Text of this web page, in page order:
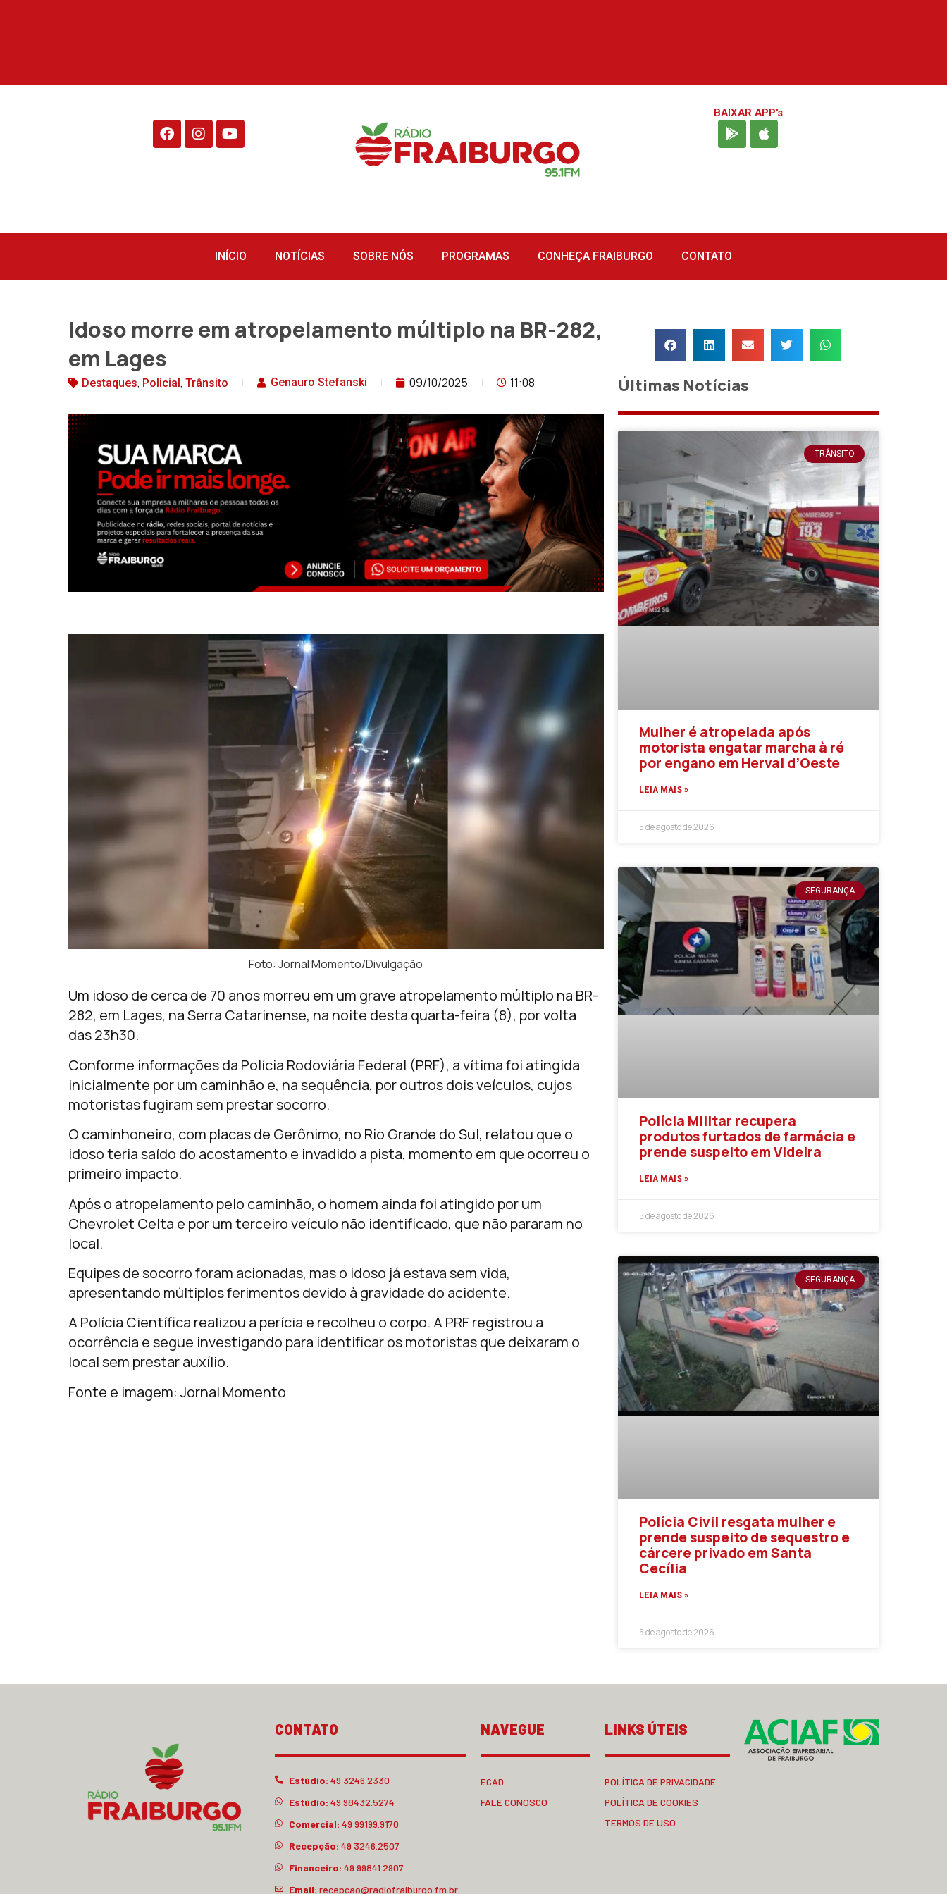
BAIXAR APP's
INÍCIO NOTÍCIAS SOBRE NÓS PROGRAMAS CONHEÇA FRAIBURGO CONTATO
Idoso morre em atropelamento múltiplo na BR-282,
em Lages
Destaques, Policial, Trânsito Genauro Stefanski 09/10/2025 11:08
Foto: Jornal Momento/Divulgação
Um idoso de cerca de 70 anos morreu em um grave atropelamento múltiplo na BR-
282, em Lages, na Serra Catarinense, na noite desta quarta-feira (8), por volta
das 23h30.
Conforme informações da Polícia Rodoviária Federal (PRF), a vítima foi atingida
inicialmente por um caminhão e, na sequência, por outros dois veículos, cujos
motoristas fugiram sem prestar socorro.
O caminhoneiro, com placas de Gerônimo, no Rio Grande do Sul, relatou que o
idoso teria saído do acostamento e invadido a pista, momento em que ocorreu o
primeiro impacto.
Após o atropelamento pelo caminhão, o homem ainda foi atingido por um
Chevrolet Celta e por um terceiro veículo não identificado, que não pararam no
local.
Equipes de socorro foram acionadas, mas o idoso já estava sem vida,
apresentando múltiplos ferimentos devido à gravidade do acidente.
A Polícia Científica realizou a perícia e recolheu o corpo. A PRF registrou a
ocorrência e segue investigando para identificar os motoristas que deixaram o
local sem prestar auxílio.
Fonte e imagem: Jornal Momento
Últimas Notícias
TRÂNSITO
Mulher é atropelada após
motorista engatar marcha à ré
por engano em Herval d’Oeste
LEIA MAIS »
5 de agosto de 2026
SEGURANÇA
Polícia Militar recupera
produtos furtados de farmácia e
prende suspeito em Videira
LEIA MAIS »
5 de agosto de 2026
SEGURANÇA
Polícia Civil resgata mulher e
prende suspeito de sequestro e
cárcere privado em Santa
Cecília
LEIA MAIS »
5 de agosto de 2026
CONTATO
Estúdio: 49 3246.2330
Estúdio: 49 98432.5274
Comercial: 49 99199.9170
Recepção: 49 3246.2507
Financeiro: 49 99841.2907
Email: recepcao@radiofraiburgo.fm.br
NAVEGUE
ECAD
FALE CONOSCO
LINKS ÚTEIS
POLÍTICA DE PRIVACIDADE
POLÍTICA DE COOKIES
TERMOS DE USO